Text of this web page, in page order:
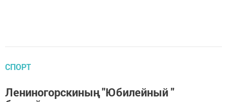
СПОРТ
Лениногорскиның "Юбилейный "